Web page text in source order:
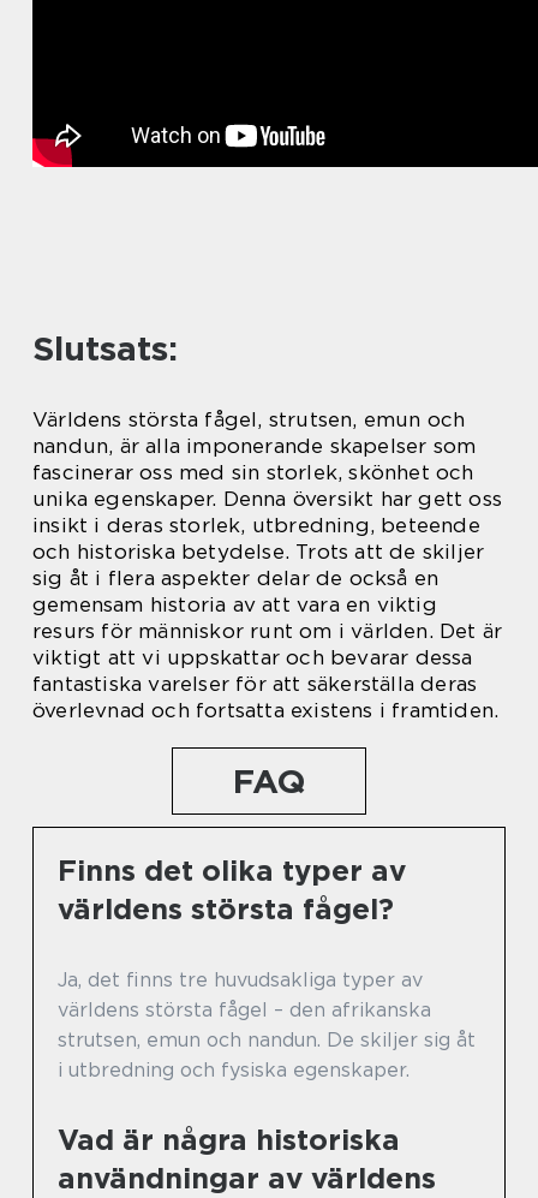
Slutsats:
Världens största fågel, strutsen, emun och
nandun, är alla imponerande skapelser som
fascinerar oss med sin storlek, skönhet och
unika egenskaper. Denna översikt har gett oss
insikt i deras storlek, utbredning, beteende
och historiska betydelse. Trots att de skiljer
sig åt i flera aspekter delar de också en
gemensam historia av att vara en viktig
resurs för människor runt om i världen. Det är
viktigt att vi uppskattar och bevarar dessa
fantastiska varelser för att säkerställa deras
överlevnad och fortsatta existens i framtiden.
FAQ
Finns det olika typer av
världens största fågel?
Ja, det finns tre huvudsakliga typer av
världens största fågel – den afrikanska
strutsen, emun och nandun. De skiljer sig åt
i utbredning och fysiska egenskaper.
Vad är några historiska
användningar av världens